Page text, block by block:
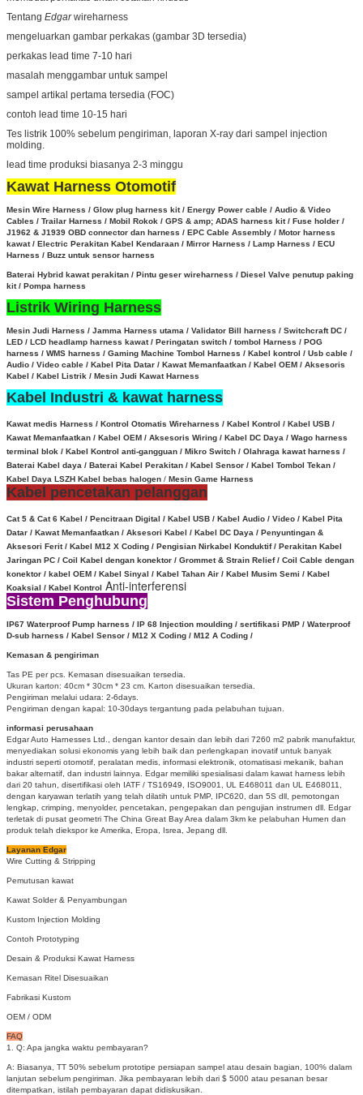
Tentang Edgarwireharness
mengeluarkan gambar perkakas (gambar 3D tersedia)
perkakas lead time 7-10 hari
masalah menggambar untuk sampel
sampel artikal pertama tersedia (FOC)
contoh lead time 10-15 hari
Tes listrik 100% sebelum pengiriman, laporan X-ray dari sampel injection
molding.
lead time produksi biasanya 2-3 minggu
Kawat Harness Otomotif
Mesin Wire Harness / Glow plug harness kit / Energy Power cable / Audio & Video
Cables / Trailar Harness / Mobil Rokok / GPS & amp; ADAS harness kit / Fuse holder /
J1962 & J1939 OBD connector dan harness / EPC Cable Assembly / Motor harness
kawat / Electric Perakitan Kabel Kendaraan / Mirror Harness / Lamp Harness / ECU
Harness / Buzz untuk sensor harness
Baterai Hybrid kawat perakitan / Pintu geser wireharness / Diesel Valve penutup paking
kit / Pompa harness
Listrik Wiring Harness
Mesin Judi Harness / Jamma Harness utama / Validator Bill harness / Switchcraft DC /
LED / LCD headlamp harness kawat / Peringatan switch / tombol Harness / POG
harness / WMS harness / Gaming Machine Tombol Harness / Kabel kontrol / Usb cable /
Audio / Video cable / Kabel Pita Datar / Kawat Memanfaatkan / Kabel OEM / Aksesoris
Kabel / Kabel Listrik / Mesin Judi Kawat Harness
Kabel Industri & kawat harness
Kawat medis Harness / Kontrol Otomatis Wireharness / Kabel Kontrol / Kabel USB /
Kawat Memanfaatkan / Kabel OEM / Aksesoris Wiring / Kabel DC Daya / Wago harness
terminal blok / Kabel Kontrol anti-gangguan / Mikro Switch / Olahraga kawat harness /
Baterai Kabel daya / Baterai Kabel Perakitan / Kabel Sensor / Kabel Tombol Tekan /
Kabel Daya LSZH Kabel bebas halogen / Mesin Game Harness
Kabel pencetakan pelanggan
Cat 5 & Cat 6 Kabel / Pencitraan Digital / Kabel USB / Kabel Audio / Video / Kabel Pita
Datar / Kawat Memanfaatkan / Aksesori Kabel / Kabel DC Daya / Penyuntingan &
Aksesori Ferit / Kabel M12 X Coding / Pengisian Nirkabel Konduktif / Perakitan Kabel
Jaringan PC / Coil Kabel dengan konektor / Grommet & Strain Relief / Coil Cable dengan
konektor / kabel OEM / Kabel Sinyal / Kabel Tahan Air / Kabel Musim Semi / Kabel
Koaksial / Kabel Kontrol Anti-interferensi
Sistem Penghubung
IP67 Waterproof Pump harness / IP 68 Injection moulding / sertifikasi PMP / Waterproof
D-sub harness / Kabel Sensor / M12 X Coding / M12 A Coding /
Kemasan & pengiriman
Tas PE per pcs. Kemasan disesuaikan tersedia.
Ukuran karton: 40cm * 30cm * 23 cm. Karton disesuaikan tersedia.
Pengiriman melalui udara: 2-6days.
Pengiriman dengan kapal: 10-30days tergantung pada pelabuhan tujuan.
informasi perusahaan
Edgar Auto Harnesses Ltd., dengan kantor desain dan lebih dari 7260 m2 pabrik manufaktur,
menyediakan solusi ekonomis yang lebih baik dan perlengkapan inovatif untuk banyak
industri seperti otomotif, peralatan medis, informasi elektronik, otomatisasi mekanik, bahan
bakar alternatif, dan industri lainnya.
Edgar memiliki spesialisasi dalam kawat harness lebih
dari 20 tahun, disertifikasi oleh IATF / TS16949, ISO9001, UL E468011 dan UL E468011,
dengan karyawan terlatih yang telah dilatih untuk PMP, IPC620, dan 5S dll, pemotongan
lengkap, crimping, menyolder, pencetakan, pengepakan dan pengujian instrumen dll. Edgar
terletak di pusat geometri The China Great Bay Area dalam 3km ke pelabuhan Humen dan
produk telah diekspor ke Amerika, Eropa, Isrea, Jepang dll.
Layanan Edgar
Wire Cutting & Stripping
Pemutusan kawat
Kawat Solder & Penyambungan
Kustom Injection Molding
Contoh Prototyping
Desain & Produksi Kawat Harness
Kemasan Ritel Disesuaikan
Fabrikasi Kustom
OEM / ODM
FAQ
1. Q: Apa jangka waktu pembayaran?
A: Biasanya, TT 50% sebelum prototipe persiapan sampel atau desain bagian, 100% dalam
lanjutan sebelum pengiriman.
Jika pembayaran lebih dari $ 5000 atau pesanan besar
ditempatkan, istilah pembayaran dapat didiskusikan.